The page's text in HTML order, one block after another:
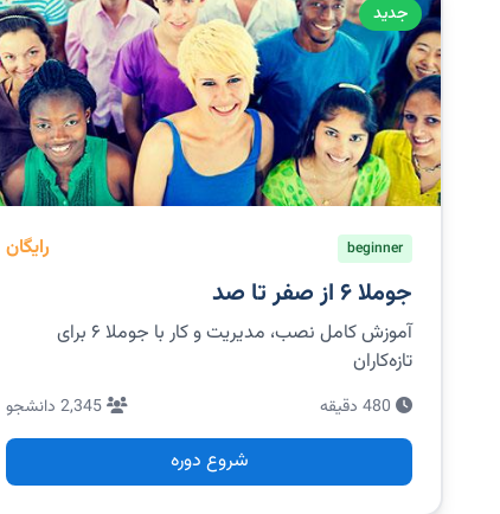
جدید
beginner رایگان
جوملا ۶ از صفر تا صد
آموزش کامل نصب، مدیریت و کار با جوملا ۶ برای
تازه‌کاران
480 دقیقه 2,345 دانشجو
شروع دوره